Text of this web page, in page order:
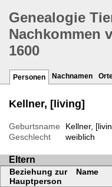
Genealogie
Nachkommen
1600
Personen Nachnamen
Kellner, [living]
Geburtsname
Kellner,
Geschlecht
weiblich
Eltern
Beziehung zur
Hauptperson
Name